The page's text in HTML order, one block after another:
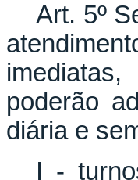
Art. 5º
poderão
diária e
I -